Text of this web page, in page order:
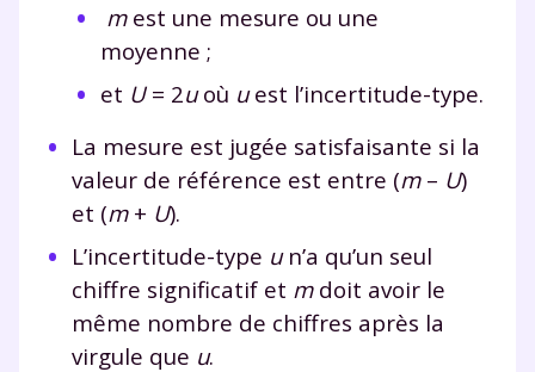
mest une mesure ou une
moyenne ;
et U= 2uoù uest l’incertitude-type.
La mesure est jugée satisfaisante si la
valeur de référence est entre (m– U)
et (m+ U).
L’incertitude-type un’a qu’un seul
chiffre significatif et mdoit avoir le
même nombre de chiffres après la
virgule que u.